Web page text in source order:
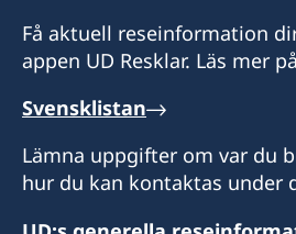
Expeditionstider för
övriga ärenden (ingen
Tisdagar 12.30-18.00
Torsdagar 08.30-12.30
Få aktuell reseinformation
appen UD Resklar. Läs mer
Svensklistan
Lämna uppgifter om var du
hur du kan kontaktas under